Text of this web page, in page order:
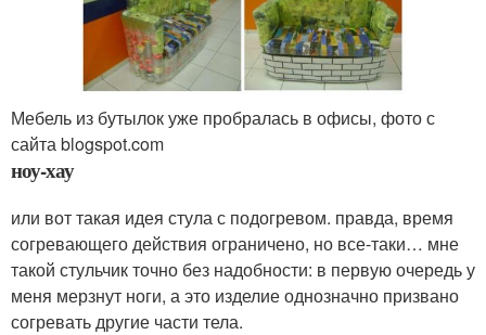
Мебель из бутылок уже пробралась в офисы, фото с
сайта blogspot.com
ноу-хау
или вот такая идея стула с подогревом. правда, время
согревающего действия ограничено, но все-таки… мне
такой стульчик точно без надобности: в первую очередь у
меня мерзнут ноги, а это изделие однозначно призвано
согревать другие части тела.